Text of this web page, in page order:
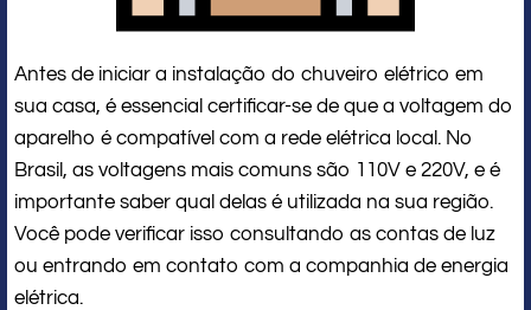
Antes de iniciar a instalação do chuveiro elétrico em
sua casa, é essencial certificar-se de que a voltagem do
aparelho é compatível com a rede elétrica local. No
Brasil, as voltagens mais comuns são 110V e 220V, e é
importante saber qual delas é utilizada na sua região.
Você pode verificar isso consultando as contas de luz
ou entrando em contato com a companhia de energia
elétrica.